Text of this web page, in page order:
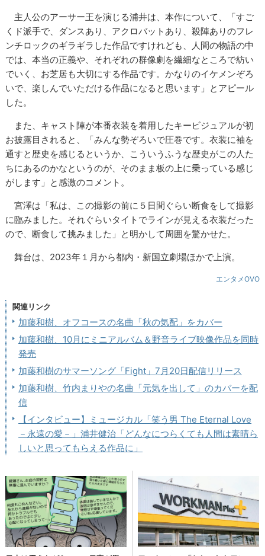
主人公のアーサー王を演じる浦井は、本作について、「すご
くド派手で、ダンスあり、アクロバットあり、殺陣ありのフレ
ンチロックのギラギラした作品ですけれども、人間の物語の中
では、本当の正義や、それぞれの群像劇を繊細なところで紡い
でいく、お芝居も大切にする作品です。かなりのイケメンぞろ
いで、楽しんでいただける作品になると思います」とアピール
した。
また、キャスト陣が本番衣装を着用したキービジュアルが初
お披露目されると、「みんな勢ぞろいで圧巻です。衣装に袖を
通すと歴史を感じるというか、こういうふうな歴史がこの人た
ちにあるのかなというのが、そのまま板の上に乗っている感じ
がします」と感激のコメント。
宮澤は「私は、この撮影の前に５日間ぐらい断食をして撮影
に臨みました。それぐらいタイトでラインが見える衣装だった
ので、断食して挑みました」と明かして周囲を驚かせた。
舞台は、2023年１月から都内・新国立劇場ほかで上演。
エンタメOVO
関連リンク
加藤和樹、オフコースの名曲「秋の気配」をカバー
加藤和樹、10月にミニアルバム＆野音ライブ映像作品を同時
発売
加藤和樹のサマーソング「Fight」7月20日配信リリース
加藤和樹、竹内まりやの名曲「元気を出して」のカバーを配
信
【インタビュー】ミュージカル「笑う男 The Eternal Love
－永遠の愛－」浦井健治「どんなにつらくても人間は素晴ら
しいと思ってもらえる作品に」